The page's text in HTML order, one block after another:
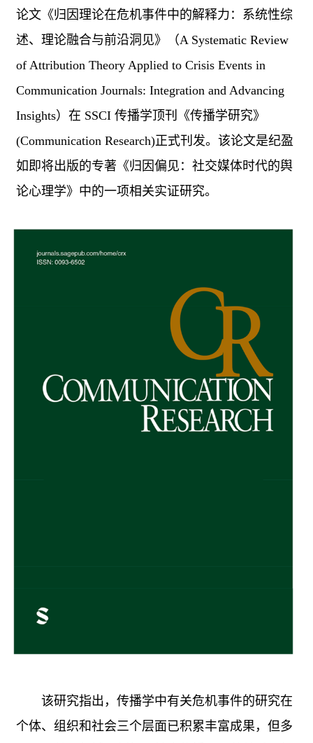
论文《归因理论在危机事件中的解释力：系统性综
述、理论融合与前沿洞见》（A Systematic Review
of Attribution Theory Applied to Crisis Events in
Communication Journals: Integration and Advancing
Insights）在 SSCI传播学顶刊《传播学研究》
(Communication Research)正式刊发。该论文是纪盈
如即将出版的专著《归因偏见：社交媒体时代的舆
论心理学》中的一项相关实证研究。
该研究指出，传播学中有关危机事件的研究在
个体、组织和社会三个层面已积累丰富成果，但多